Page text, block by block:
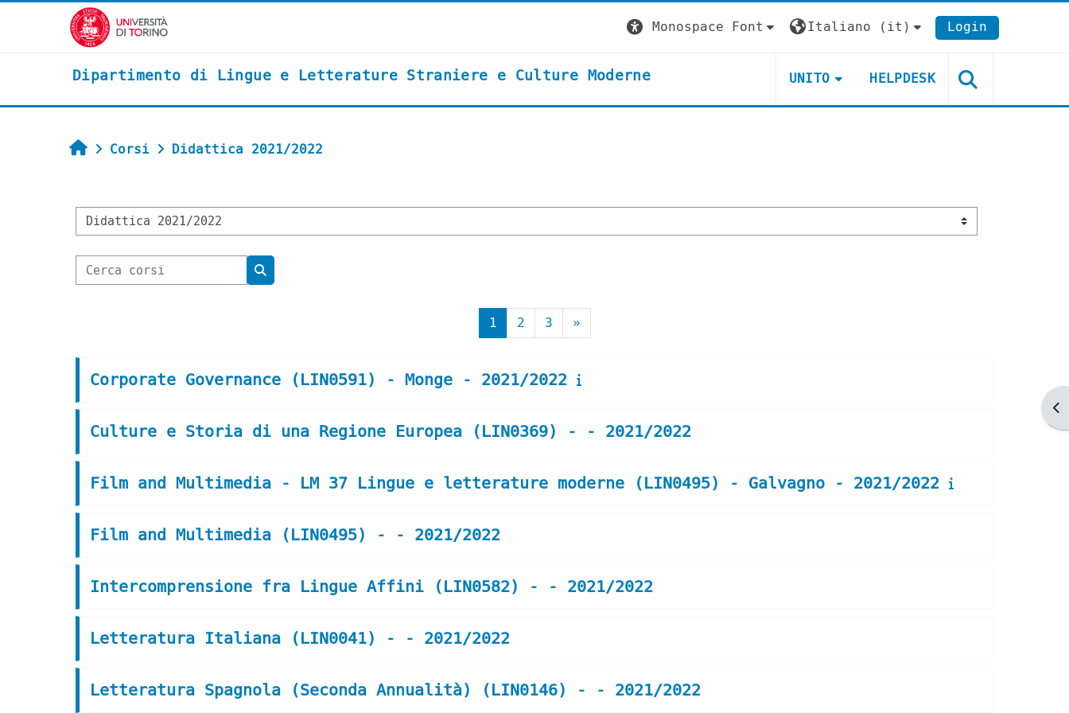
Vai al contenuto principale
Monospace Font
Italiano ‎(it)‎ Login
Dipartimento di Lingue e Letterature Straniere e Culture Moderne UNITO HELPDESK
Home
Corsi Didattica 2021/2022
Categorie di corso
Cerca corsi
Cerca corsi
1Pagina 1
2Pagina 2
3Pagina 3
»Pagina successiva
Corporate Governance (LIN0591) - Monge - 2021/2022
Culture e Storia di una Regione Europea (LIN0369) - - 2021/2022
Film and Multimedia - LM 37 Lingue e letterature moderne (LIN0495) - Galvagno - 2021/2022
Film and Multimedia (LIN0495) - - 2021/2022
Intercomprensione fra Lingue Affini (LIN0582) - - 2021/2022
Letteratura Italiana (LIN0041) - - 2021/2022
Letteratura Spagnola (Seconda Annualità) (LIN0146) - - 2021/2022